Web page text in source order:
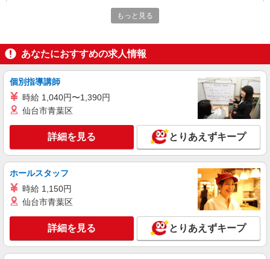
パート
ライフ勝どきミッド店（店舗コード667）
NEW
時給1,300円以上 日曜祝日 時給1,400円以上
ライフ勝どきミッド店 東京都中央区勝どき4-6-
キープ 詳細を見る
アルバイト
ライフ勝どきミッド店（店舗コード667）
NEW
1,250円
ライフ勝どきミッド店 東京都中央区勝どき4-6-
2
もっと見る
あなたにおすすめの求人情報
個別指導講師
時給 1,040円〜1,390円
仙台市青葉区
詳細を見る とりあえずキープ
ホールスタッフ
時給 1,150円
仙台市青葉区
詳細を見る とりあえずキープ